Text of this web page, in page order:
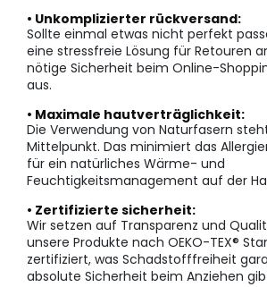
• Unkomplizierter rückversand:
Sollte einmal etwas nicht perfekt
eine stressfreie Lösung für Retouren
nötige Sicherheit beim Online-
aus.
• Maximale hautverträglichkeit:
Die Verwendung von Naturfasern
Mittelpunkt. Das minimiert das
für ein natürliches Wärme- und
Feuchtigkeitsmanagement auf der
• Zertifizierte sicherheit:
Wir setzen auf Transparenz und
unsere Produkte nach OEKO-TEX®
zertifiziert, was Schadstofffreiheit
absolute Sicherheit beim Anziehen